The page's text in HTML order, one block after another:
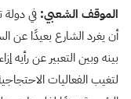
الموقف الشعبي: في
أن يغرد الشارع بعيدًا عن
بينه وبين التعبير عن رأيه
لتغيب الفعاليات